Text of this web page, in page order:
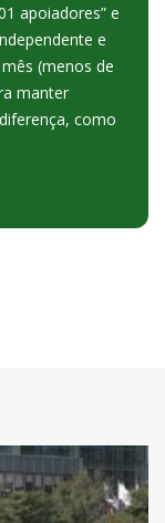
apoiadores” e
e
(menos de
manter
como